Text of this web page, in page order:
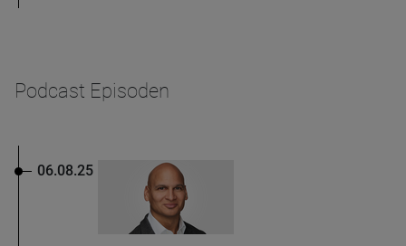
Podcast Episoden
06.08.25